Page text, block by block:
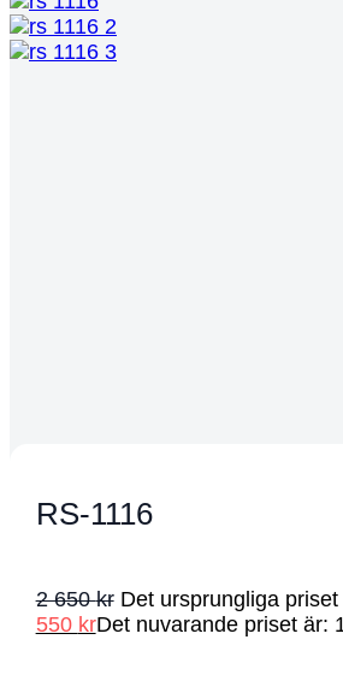
RS-1116
2 650kr Det ursprungliga
550 krDet nuvarande priset är: